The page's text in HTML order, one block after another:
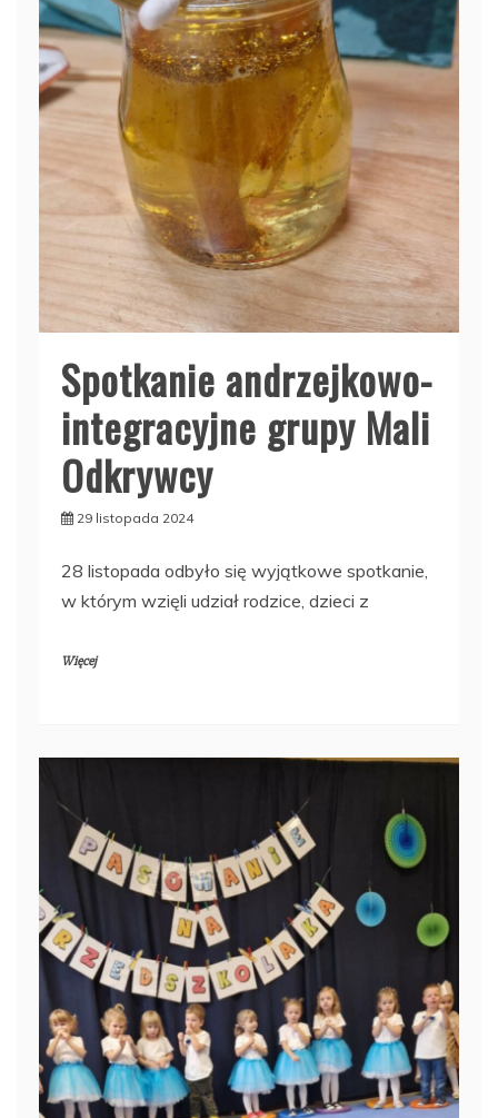
Spotkanie andrzejkowo-
integracyjne grupy Mali
Odkrywcy
29 listopada 2024
28 listopada odbyło się wyjątkowe spotkanie,
w którym wzięli udział rodzice, dzieci z
Więcej